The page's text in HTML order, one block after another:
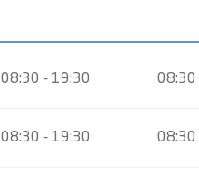
08:30 - 19:30 08:30
08:30 - 19:30 08:30